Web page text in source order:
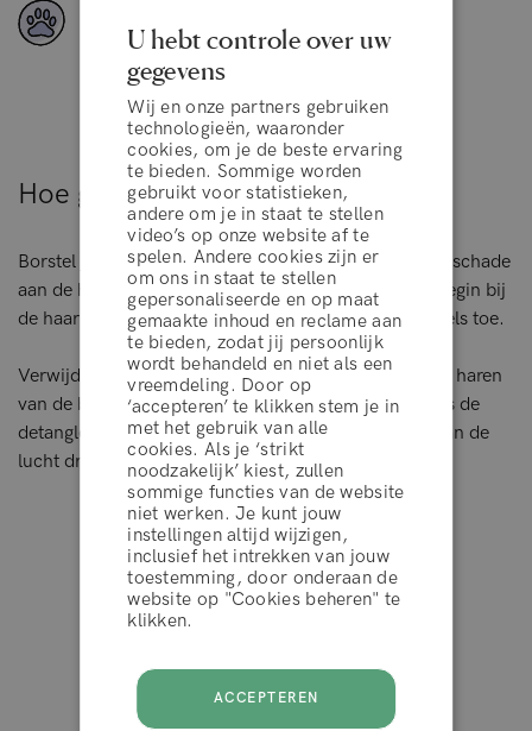
Hoe gebruik je het product
Borstel je haar voorzichtig met de ontwarborstel om schade
aan de haarstrengen en haarzakjes te voorkomen. Begin bij
de haarpunten en werk zorgvuldig naar de haarwortels toe.
Verwijder bij het reinigen van de haarborstel eerst de haren
van de borstelharen en gooi ze in de prullenbak. Was de
detangler brush vervolgens met water en laat hem aan de
lucht drogen met de borstelharen naar beneden.
Uitstekend
4.2 van de 5 10.000+ reviews
algemene voorwaarden
WEIGEREN
ACCEPTEER
U hebt controle over uw
gegevens
Wij en onze partners gebruiken
technologieën, waaronder
cookies, om je de beste ervaring
te bieden. Sommige worden
gebruikt voor statistieken,
andere om je in staat te stellen
video’s op onze website af te
spelen. Andere cookies zijn er
om ons in staat te stellen
gepersonaliseerde en op maat
gemaakte inhoud en reclame aan
te bieden, zodat jij persoonlijk
wordt behandeld en niet als een
vreemdeling. Door op
‘accepteren’ te klikken stem je in
met het gebruik van alle
cookies. Als je ‘strikt
noodzakelijk’ kiest, zullen
sommige functies van de website
niet werken. Je kunt jouw
instellingen altijd wijzigen,
inclusief het intrekken van jouw
toestemming, door onderaan de
website op "Cookies beheren" te
klikken.
ACCEPTEREN